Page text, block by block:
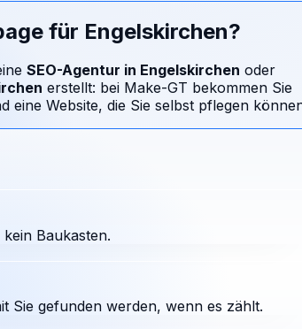
für Engelskirchen?
SEO-Agentur in Engelskirchen oder
erstellt: bei Make-GT bekommen Sie
eine Website, die Sie selbst pflegen
Baukasten.
Sie gefunden werden, wenn es zählt.